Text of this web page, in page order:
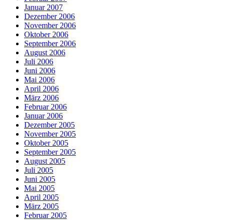
Januar 2007
Dezember 2006
November 2006
Oktober 2006
September 2006
August 2006
Juli 2006
Juni 2006
Mai 2006
April 2006
März 2006
Februar 2006
Januar 2006
Dezember 2005
November 2005
Oktober 2005
September 2005
August 2005
Juli 2005
Juni 2005
Mai 2005
April 2005
März 2005
Februar 2005